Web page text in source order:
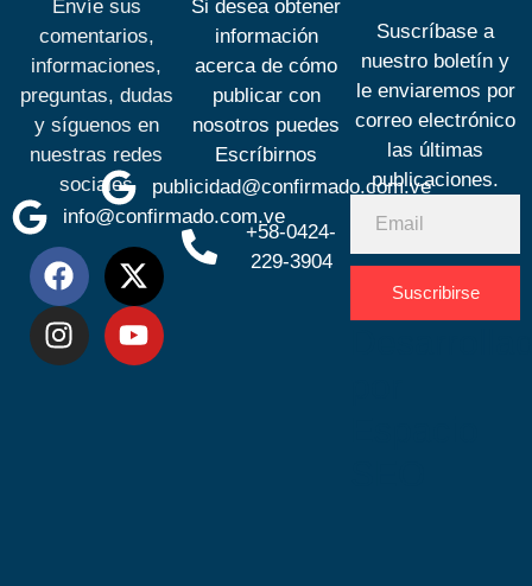
Envíe sus
comentarios,
informaciones,
preguntas, dudas
y síguenos en
nuestras redes
sociales
info@confirmado.com.ve
Si desea obtener
información
acerca de cómo
publicar con
nosotros puedes
Escríbirnos
publicidad@confirmado.com.ve
+58-0424-
229-3904
Suscríbase a
nuestro boletín y
le enviaremos por
correo electrónico
las últimas
publicaciones.
Suscribirse